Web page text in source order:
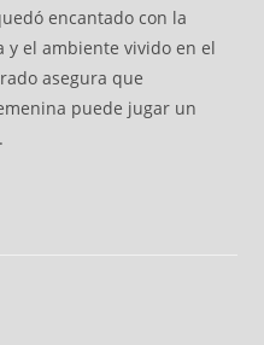
encantado con la
y el ambiente vivido en el
asegura que
puede jugar un